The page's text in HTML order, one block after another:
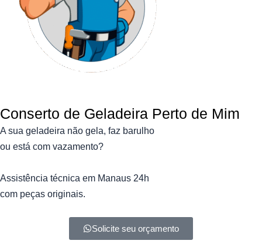
Conserto de Geladeira Perto de Mim
A sua geladeira não gela, faz barulho
ou está com vazamento?
Assistência técnica em Manaus 24h
com peças originais.
Solicite seu orçamento